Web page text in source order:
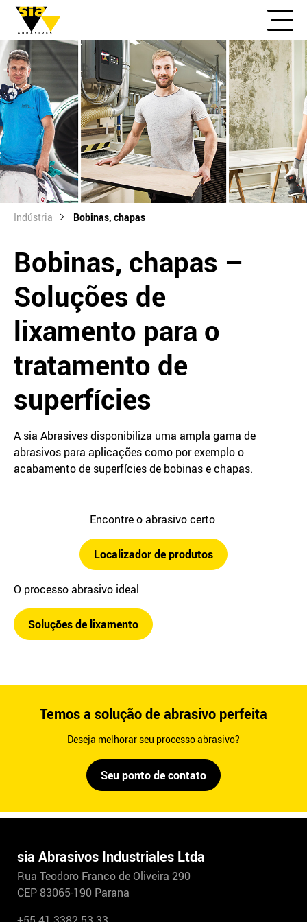
Indústria Bobinas, chapas
Bobinas, chapas –
Soluções de
lixamento para o
tratamento de
superfícies
A sia Abrasives disponibiliza uma ampla gama de
abrasivos para aplicações como por exemplo o
acabamento de superfícies de bobinas e chapas.
Encontre o abrasivo certo
Localizador de produtos
O processo abrasivo ideal
Soluções de lixamento
Temos a solução de abrasivo perfeita
Deseja melhorar seu processo abrasivo?
Seu ponto de contato
sia Abrasivos Industriales Ltda
Rua Teodoro Franco de Oliveira 290
CEP 83065-190 Parana